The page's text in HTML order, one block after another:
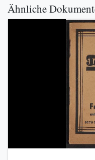
Ähnliche